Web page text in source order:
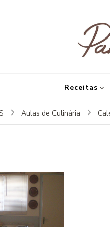
Receitas
Aulas de Culinária